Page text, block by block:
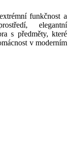
funkčnost a
elegantní
s předměty, které
v moderním